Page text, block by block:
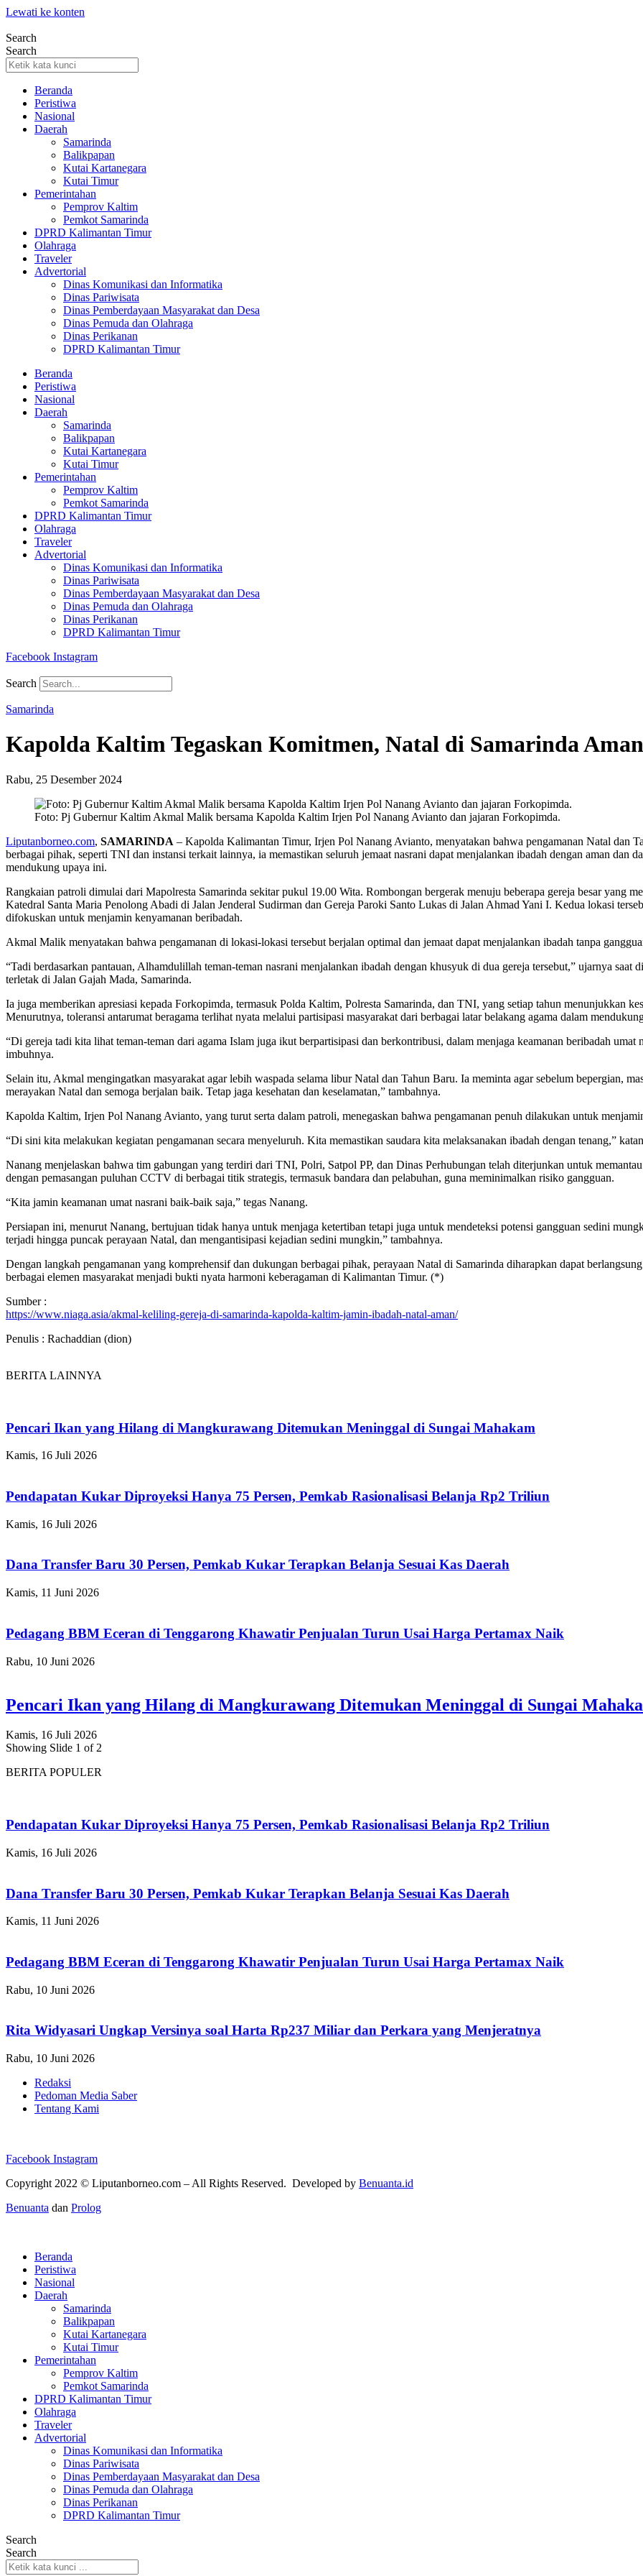
Lewati ke konten
Search
Search
Beranda
Peristiwa
Nasional
Daerah
Samarinda
Balikpapan
Kutai Kartanegara
Kutai Timur
Pemerintahan
Pemprov Kaltim
Pemkot Samarinda
DPRD Kalimantan Timur
Olahraga
Traveler
Advertorial
Dinas Komunikasi dan Informatika
Dinas Pariwisata
Dinas Pemberdayaan Masyarakat dan Desa
Dinas Pemuda dan Olahraga
Dinas Perikanan
DPRD Kalimantan Timur
Beranda
Peristiwa
Nasional
Daerah
Samarinda
Balikpapan
Kutai Kartanegara
Kutai Timur
Pemerintahan
Pemprov Kaltim
Pemkot Samarinda
DPRD Kalimantan Timur
Olahraga
Traveler
Advertorial
Dinas Komunikasi dan Informatika
Dinas Pariwisata
Dinas Pemberdayaan Masyarakat dan Desa
Dinas Pemuda dan Olahraga
Dinas Perikanan
DPRD Kalimantan Timur
Facebook Instagram
Search
Samarinda
Kapolda Kaltim Tegaskan Komitmen, Natal di Samarinda
Rabu, 25 Desember 2024
Foto: Pj Gubernur Kaltim Akmal Malik bersama Kapolda Kaltim Irjen Pol Nanang Avianto dan jajaran Forkopimda.
Liputanborneo.com, SAMARINDA – Kapolda Kalimantan Timur, Irjen Pol Nanang Avianto, menyatakan bahwa pengamanan Natal dan
berbagai pihak, seperti TNI dan instansi terkait lainnya, ia memastikan seluruh jemaat nasrani dapat menjalankan ibadah dengan aman
mendukung upaya ini.
Rangkaian patroli dimulai dari Mapolresta Samarinda sekitar pukul 19.00 Wita. Rombongan bergerak menuju beberapa gereja besar yang
Katedral Santa Maria Penolong Abadi di Jalan Jenderal Sudirman dan Gereja Paroki Santo Lukas di Jalan Ahmad Yani I. Kedua lokasi
difokuskan untuk menjamin kenyamanan beribadah.
Akmal Malik menyatakan bahwa pengamanan di lokasi-lokasi tersebut berjalan optimal dan jemaat dapat menjalankan ibadah tanpa
“Tadi berdasarkan pantauan, Alhamdulillah teman-teman nasrani menjalankan ibadah dengan khusyuk di dua gereja tersebut,” ujarnya
terletak di Jalan Gajah Mada, Samarinda.
Ia juga memberikan apresiasi kepada Forkopimda, termasuk Polda Kaltim, Polresta Samarinda, dan TNI, yang setiap tahun menunjukkan
Menurutnya, toleransi antarumat beragama terlihat nyata melalui partisipasi masyarakat dari berbagai latar belakang agama dalam
“Di gereja tadi kita lihat teman-teman dari agama Islam juga ikut berpartisipasi dan berkontribusi, dalam menjaga keamanan beribadah
imbuhnya.
Selain itu, Akmal mengingatkan masyarakat agar lebih waspada selama libur Natal dan Tahun Baru. Ia meminta agar sebelum bepergian,
merayakan Natal dan semoga berjalan baik. Tetap jaga kesehatan dan keselamatan,” tambahnya.
Kapolda Kaltim, Irjen Pol Nanang Avianto, yang turut serta dalam patroli, menegaskan bahwa pengamanan penuh dilakukan untuk
“Di sini kita melakukan kegiatan pengamanan secara menyeluruh. Kita memastikan saudara kita melaksanakan ibadah dengan tenang,”
Nanang menjelaskan bahwa tim gabungan yang terdiri dari TNI, Polri, Satpol PP, dan Dinas Perhubungan telah diterjunkan untuk
dengan pemasangan puluhan CCTV di berbagai titik strategis, termasuk bandara dan pelabuhan, guna meminimalkan risiko gangguan.
“Kita jamin keamanan umat nasrani baik-baik saja,” tegas Nanang.
Persiapan ini, menurut Nanang, bertujuan tidak hanya untuk menjaga ketertiban tetapi juga untuk mendeteksi potensi gangguan sedini
terjadi hingga puncak perayaan Natal, dan mengantisipasi kejadian sedini mungkin,” tambahnya.
Dengan langkah pengamanan yang komprehensif dan dukungan berbagai pihak, perayaan Natal di Samarinda diharapkan dapat
berbagai elemen masyarakat menjadi bukti nyata harmoni keberagaman di Kalimantan Timur. (*)
Sumber :
https://www.niaga.asia/akmal-keliling-gereja-di-samarinda-kapolda-kaltim-jamin-ibadah-natal-aman/
Penulis : Rachaddian (dion)
BERITA LAINNYA
Pencari Ikan yang Hilang di Mangkurawang Ditemukan Meninggal di Sungai Mahakam
Kamis, 16 Juli 2026
Pendapatan Kukar Diproyeksi Hanya 75 Persen, Pemkab Rasionalisasi Belanja Rp2 Triliun
Kamis, 16 Juli 2026
Dana Transfer Baru 30 Persen, Pemkab Kukar Terapkan Belanja Sesuai Kas Daerah
Kamis, 11 Juni 2026
Pedagang BBM Eceran di Tenggarong Khawatir Penjualan Turun Usai Harga Pertamax Naik
Rabu, 10 Juni 2026
Pencari Ikan yang Hilang di Mangkurawang Ditemukan Meninggal di Sungai
Kamis, 16 Juli 2026
Showing Slide 1 of 2
BERITA POPULER
Pendapatan Kukar Diproyeksi Hanya 75 Persen, Pemkab Rasionalisasi Belanja Rp2 Triliun
Kamis, 16 Juli 2026
Dana Transfer Baru 30 Persen, Pemkab Kukar Terapkan Belanja Sesuai Kas Daerah
Kamis, 11 Juni 2026
Pedagang BBM Eceran di Tenggarong Khawatir Penjualan Turun Usai Harga Pertamax Naik
Rabu, 10 Juni 2026
Rita Widyasari Ungkap Versinya soal Harta Rp237 Miliar dan Perkara yang Menjeratnya
Rabu, 10 Juni 2026
Redaksi
Pedoman Media Saber
Tentang Kami
Facebook Instagram
Copyright 2022 © Liputanborneo.com – All Rights Reserved. Developed by Benuanta.id
Benuanta dan Prolog
Beranda
Peristiwa
Nasional
Daerah
Samarinda
Balikpapan
Kutai Kartanegara
Kutai Timur
Pemerintahan
Pemprov Kaltim
Pemkot Samarinda
DPRD Kalimantan Timur
Olahraga
Traveler
Advertorial
Dinas Komunikasi dan Informatika
Dinas Pariwisata
Dinas Pemberdayaan Masyarakat dan Desa
Dinas Pemuda dan Olahraga
Dinas Perikanan
DPRD Kalimantan Timur
Search
Search